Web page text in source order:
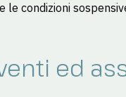
le condizioni
ed